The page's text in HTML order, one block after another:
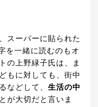
スーパーに貼られた
を一緒に読むのもオ
の上野緑子氏は、ま
もに対しても、街中
などして、 生活の中
が大切だと言いま